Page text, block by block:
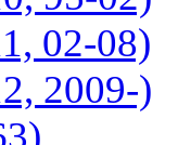
02-08)
2009-)